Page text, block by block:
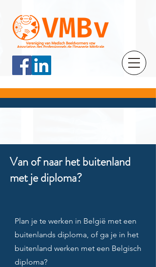
Van of naar het buitenland
met je diploma?
Plan je te werken in België met een
buitenlands diploma, of ga je in het
buitenland werken met een Belgisch
diploma?